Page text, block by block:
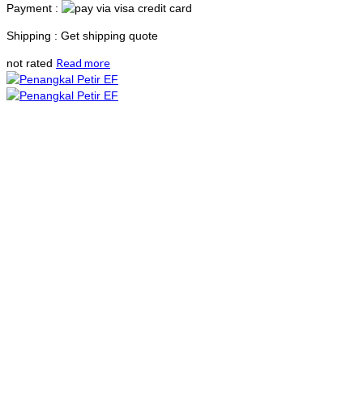
Payment :
Shipping : Get shipping quote
not rated Read more